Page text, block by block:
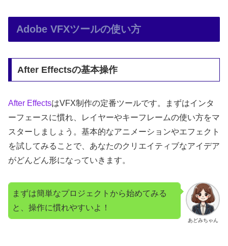
Adobe VFXツールの使い方
After Effectsの基本操作
After EffectsはVFX制作の定番ツールです。まずはインタ
ーフェースに慣れ、レイヤーやキーフレームの使い方をマ
スターしましょう。基本的なアニメーションやエフェクト
を試してみることで、あなたのクリエイティブなアイデア
がどんどん形になっていきます。
あどみちゃん
まずは簡単なプロジェクトから始めてみる
と、操作に慣れやすいよ！